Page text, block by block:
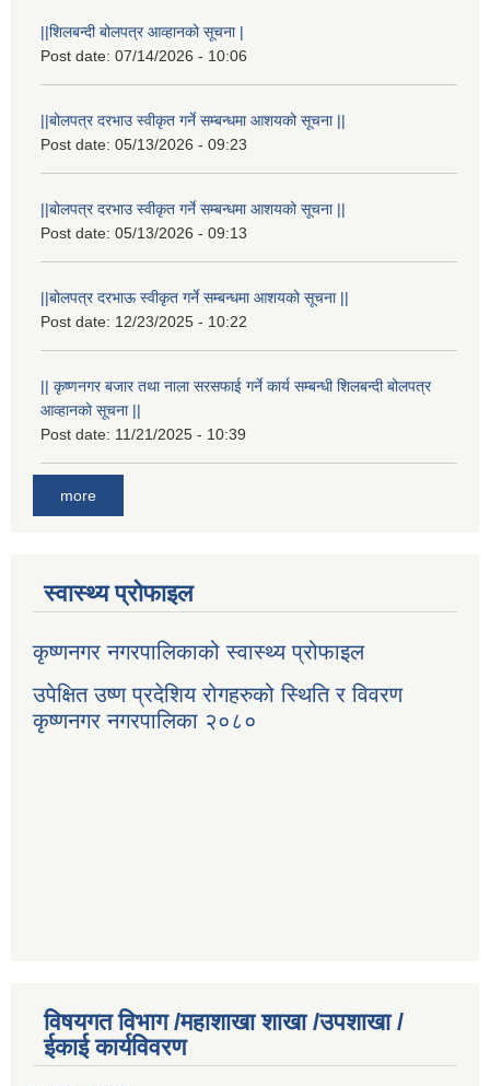
||शिलबन्दी बोलपत्र आव्हानको सूचना |
Post date: 07/14/2026 - 10:06
||बोलपत्र दरभाउ स्वीकृत गर्ने सम्बन्धमा आशयको सूचना ||
Post date: 05/13/2026 - 09:23
||बोलपत्र दरभाउ स्वीकृत गर्ने सम्बन्धमा आशयको सूचना ||
Post date: 05/13/2026 - 09:13
||बोलपत्र दरभाऊ स्वीकृत गर्ने सम्बन्धमा आशयको सूचना ||
Post date: 12/23/2025 - 10:22
|| कृष्णनगर बजार तथा नाला सरसफाई गर्ने कार्य सम्बन्धी शिलबन्दी बोलपत्र
आव्हानको सूचना ||
Post date: 11/21/2025 - 10:39
more
स्वास्थ्य प्रोफाइल
कृष्णनगर नगरपालिकाको स्वास्थ्य प्रोफाइल
उपेक्षित उष्ण प्रदेशिय रोगहरुको स्थिति र विवरण
कृष्णनगर नगरपालिका २०८०
विषयगत विभाग /महाशाखा शाखा /उपशाखा /
ईकाई कार्यविवरण